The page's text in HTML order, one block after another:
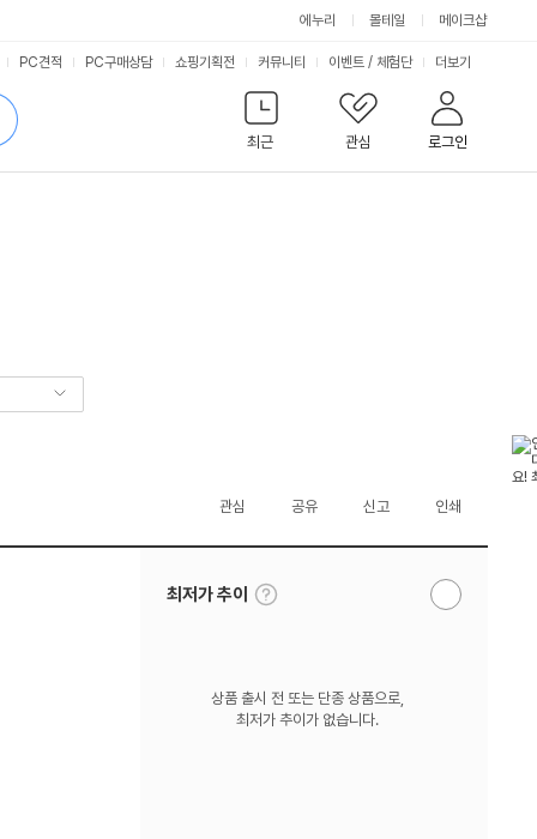
에누리 몰테일 메이크샵
최근
관심 로그인
PC견적 PC구매상담 쇼핑기획전 커뮤니티 이벤트 / 체험단 서
비
스
더보기
관심 공유 신고 인쇄
최저가 추이
툴
팁
알
상품 출시 전 또는 단종 상품으로,
최저가 추이가 없습니다.